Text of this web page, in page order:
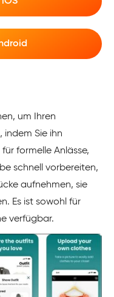
um Ihren
indem Sie ihn
formelle Anlässe,
schnell vorbereiten,
aufnehmen, sie
Es ist sowohl für
verfügbar.